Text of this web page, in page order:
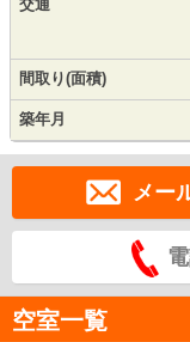
交通
間取り(面積)
築年月
メー
空室一覧